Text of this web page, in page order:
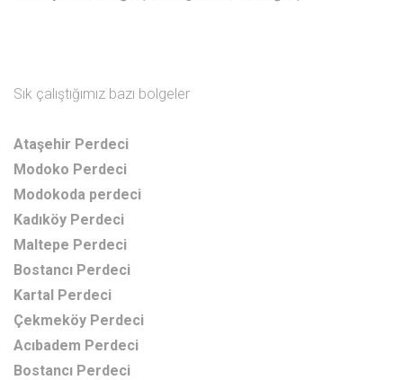
Sık çalıştığımız bazı bolgeler
Ataşehir Perdeci
Modoko Perdeci
Modokoda perdeci
Kadıköy Perdeci
Maltepe Perdeci
Bostancı Perdeci
Kartal Perdeci
Çekmeköy Perdeci
Acıbadem Perdeci
Bostancı Perdeci